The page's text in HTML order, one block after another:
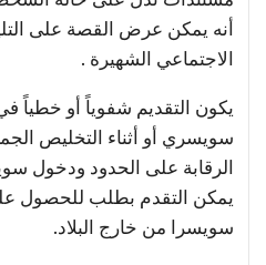
أنه يمكن عرض القصة على
الاجتماعي الشهيرة .
يكون التقديم شفوياً أو خطياً
سويسري أو أثناء التخليص
الرقابة على الحدود ودخول
يمكن التقدم بطلب للحصول
سويسرا من خارج البلاد.